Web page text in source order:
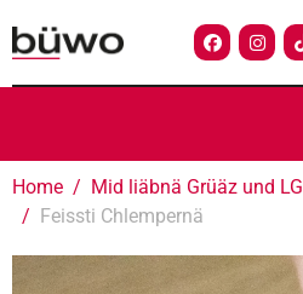
Home Mid liäbnä Grüäz und LG
Feissti Chlempernä